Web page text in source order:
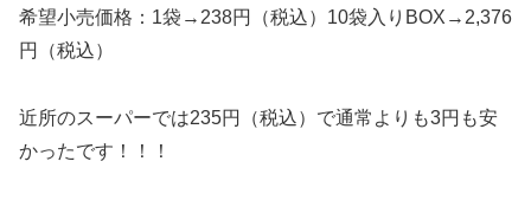
希望小売価格：1袋→238円（税込）10袋入りBOX→2,376
円（税込）
近所のスーパーでは235円（税込）で通常よりも3円も安
かったです！！！